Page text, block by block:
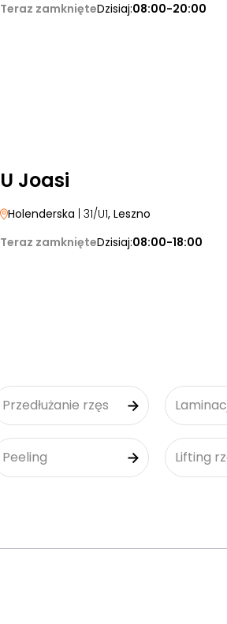
Teraz zamknięteDzisiaj:08:00-20:00
U Joasi
Holenderska | 31/U1, Leszno
Teraz zamknięteDzisiaj:08:00-18:00
Przedłużanie rzęs
Peeling Lifting